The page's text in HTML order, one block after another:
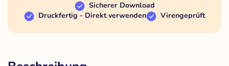
Sicherer Download
Druckfertig - Direkt verwenden
Virengeprüft